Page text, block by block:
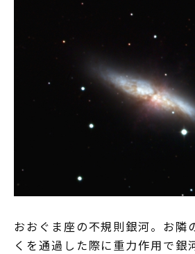
おおぐま座の不規則銀河。お隣
くを通過した際に重力作用で銀